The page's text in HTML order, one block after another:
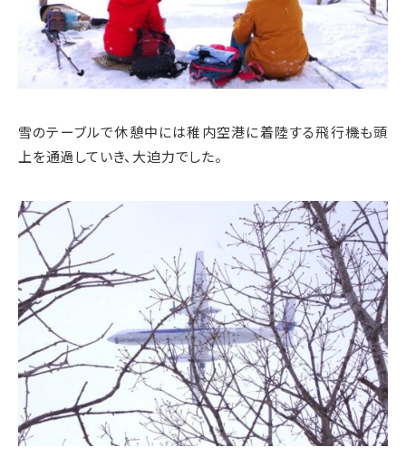
雪のテーブルで休憩中には稚内空港に着陸する飛行機も頭
上を通過していき、大迫力でした。